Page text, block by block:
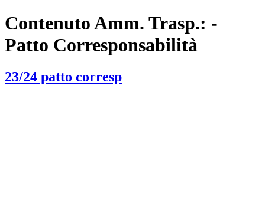
Contenuto Amm. Trasp.: -
Patto Corresponsabilità
23/24 patto corresp